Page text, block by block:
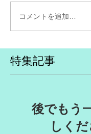
コメントを追加…
特集記事
後でもう
しく